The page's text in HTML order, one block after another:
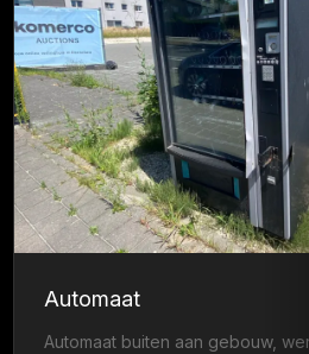
Automaat
Automaat buiten aan gebouw,